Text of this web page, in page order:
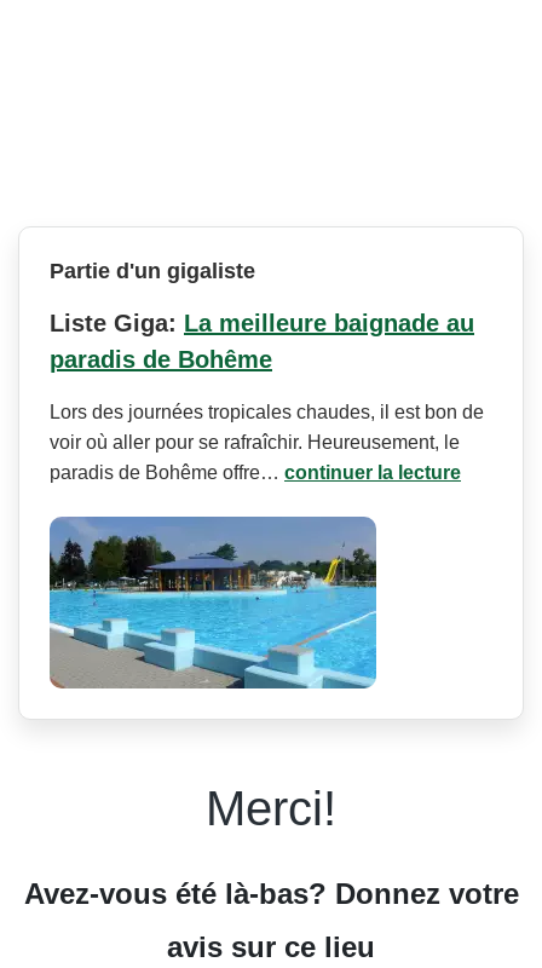
Partie d'un gigaliste
Liste Giga: La meilleure baignade au
paradis de Bohême
Lors des journées tropicales chaudes, il est bon de
voir où aller pour se rafraîchir. Heureusement, le
paradis de Bohême offre… continuer la lecture
Merci!
Avez-vous été là-bas? Donnez votre
avis sur ce lieu